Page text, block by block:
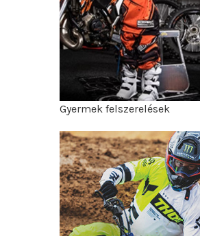
Gyermek felszerelések